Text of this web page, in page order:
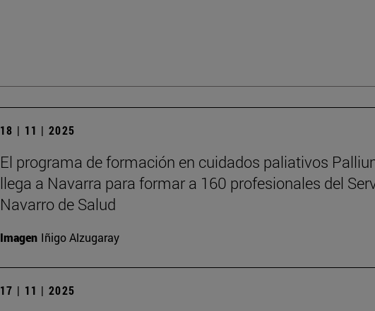
18 | 11 | 2025
El programa de formación en cuidados paliativos
llega a Navarra para formar a 160 profesionales del
Navarro de Salud
Imagen Iñigo Alzugaray
17 | 11 | 2025